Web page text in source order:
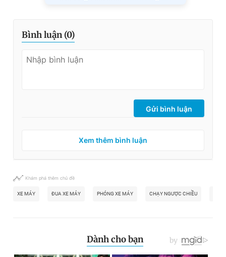
Bình luận (0)
Gửi bình luận
Xem thêm bình luận
Khám phá thêm chủ đề
XE MÁY ĐUA XE MÁY PHÓNG XE MÁY CHẠY NGƯỢC CHIỀU